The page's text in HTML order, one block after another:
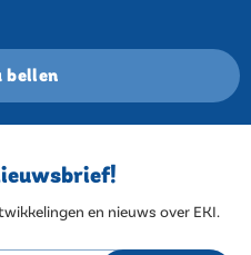
bellen
en nieuws over EKI.